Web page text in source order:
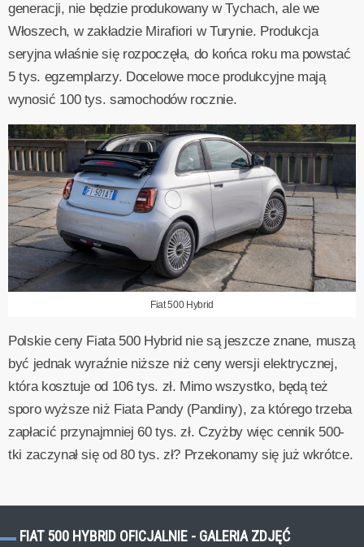
generacji, nie będzie produkowany w Tychach, ale we
Włoszech, w zakładzie Mirafiori w Turynie. Produkcja
seryjna właśnie się rozpoczęła, do końca roku ma powstać
5 tys. egzemplarzy. Docelowe moce produkcyjne mają
wynosić 100 tys. samochodów rocznie.
Fiat 500 Hybrid
Polskie ceny Fiata 500 Hybrid nie są jeszcze znane, muszą
być jednak wyraźnie niższe niż ceny wersji elektrycznej,
która kosztuje od 106 tys. zł. Mimo wszystko, będą też
sporo wyższe niż Fiata Pandy (Pandiny), za którego trzeba
zapłacić przynajmniej 60 tys. zł. Czyżby więc cennik 500-
tki zaczynał się od 80 tys. zł? Przekonamy się już wkrótce.
FIAT 500 HYBRID OFICJALNIE - GALERIA ZDJĘĆ